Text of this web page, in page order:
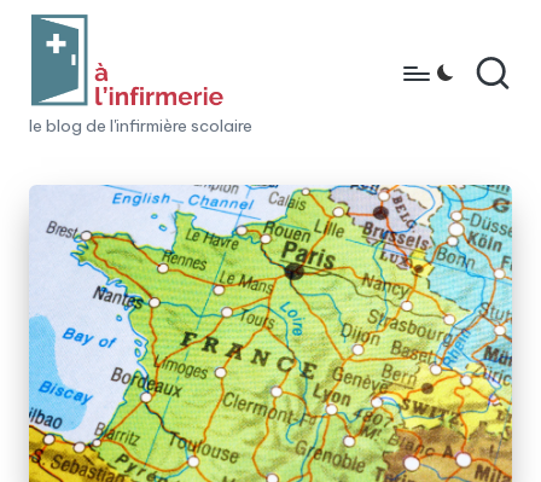
content
à
l'i
n
m
e
ri
e
le blog de l'infirmière scolaire